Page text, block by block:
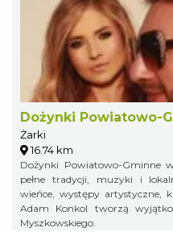
Dożynki Powiatowo-
Żarki
16.74 km
Dożynki Powiatowo-Gminne
pełne tradycji, muzyki i
wieńce, występy artystyczne,
Adam Konkol tworzą
Myszkowskiego.